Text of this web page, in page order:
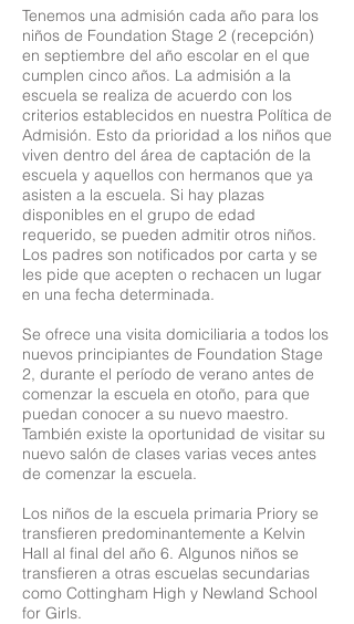
Tenemos una admisión cada año para los
niños de Foundation Stage 2 (recepción)
en septiembre del año escolar en el que
cumplen cinco años. La admisión a la
escuela se realiza de acuerdo con los
criterios establecidos en nuestra Política de
Admisión. Esto da prioridad a los niños que
viven dentro del área de captación de la
escuela y aquellos con hermanos que ya
asisten a la escuela. Si hay plazas
disponibles en el grupo de edad
requerido, se pueden admitir otros niños.
Los padres son notificados por carta y se
les pide que acepten o rechacen un lugar
en una fecha determinada.
Se ofrece una visita domiciliaria a todos los
nuevos principiantes de Foundation Stage
2, durante el período de verano antes de
comenzar la escuela en otoño, para que
puedan conocer a su nuevo maestro.
También existe la oportunidad de visitar su
nuevo salón de clases varias veces antes
de comenzar la escuela.
Los niños de la escuela primaria Priory se
transfieren predominantemente a Kelvin
Hall al final del año 6. Algunos niños se
transfieren a otras escuelas secundarias
como Cottingham High y Newland School
for Girls.